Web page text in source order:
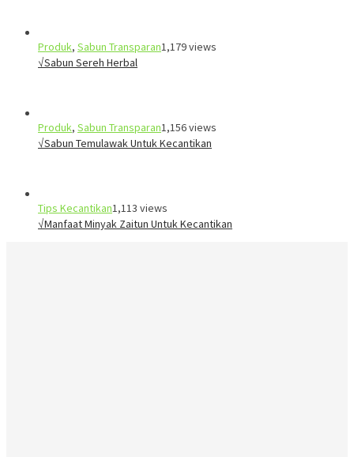
Produk, Sabun Transparan1,179 views
√Sabun Sereh Herbal
Produk, Sabun Transparan1,156 views
√Sabun Temulawak Untuk Kecantikan
Tips Kecantikan1,113 views
√Manfaat Minyak Zaitun Untuk Kecantikan